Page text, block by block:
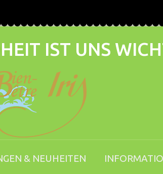
IST UNS
& NEUHEITEN